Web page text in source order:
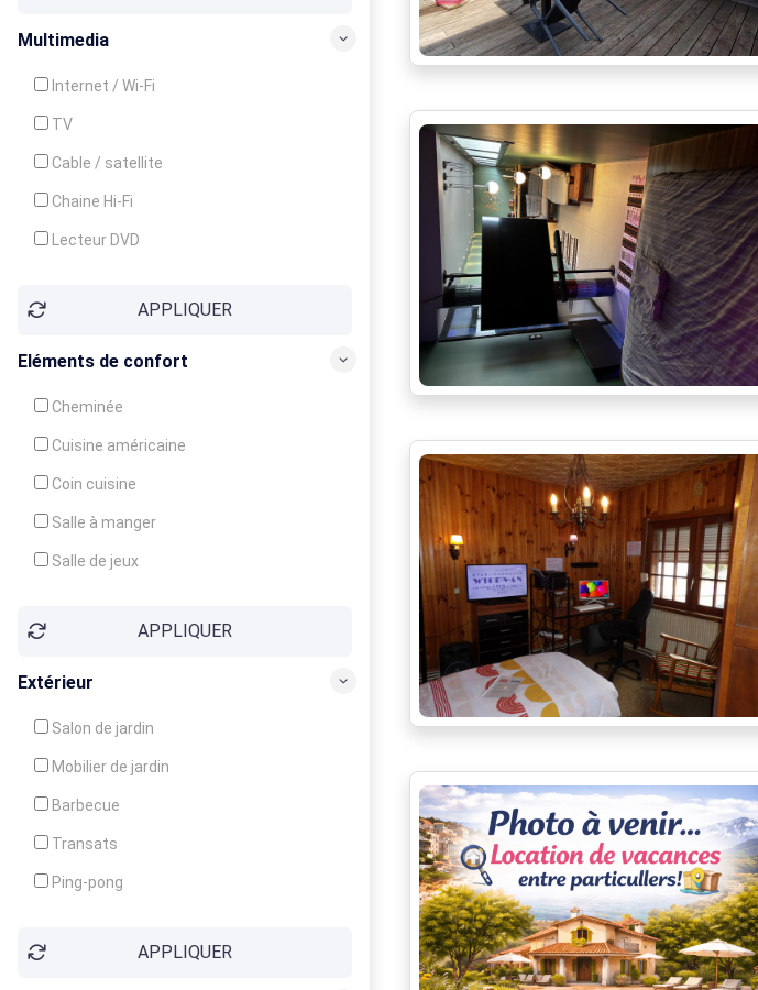
Multimedia
Internet / Wi-Fi
TV
Cable / satellite
Chaine Hi-Fi
Lecteur DVD
APPLIQUER
Eléments de confort
Cheminée
Cuisine américaine
Coin cuisine
Salle à manger
Salle de jeux
Balcon / Terrasse
APPLIQUER
Extérieur
Salon de jardin
Mobilier de jardin
Barbecue
Transats
Ping-pong
Jeux d'enfantsAPPLIQUER